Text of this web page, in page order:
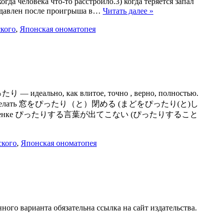
после проигрыша в… Читать далее »
, Японская ономатопея
— идеально, как влитое, точно , верно, полностью.
窓をぴったり（と）閉める (まどをぴったり(と)し
ぴったりする言葉が出てこない (ぴったりすること
, Японская ономатопея
варианта обязательна ссылка на сайт издательства.